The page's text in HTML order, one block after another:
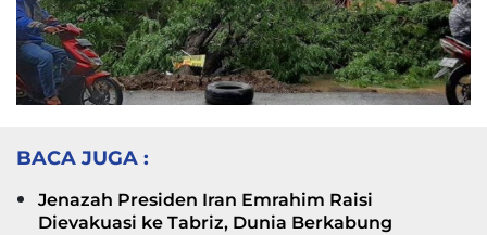
BACA JUGA :
Jenazah Presiden Iran Emrahim Raisi
Dievakuasi ke Tabriz, Dunia Berkabung